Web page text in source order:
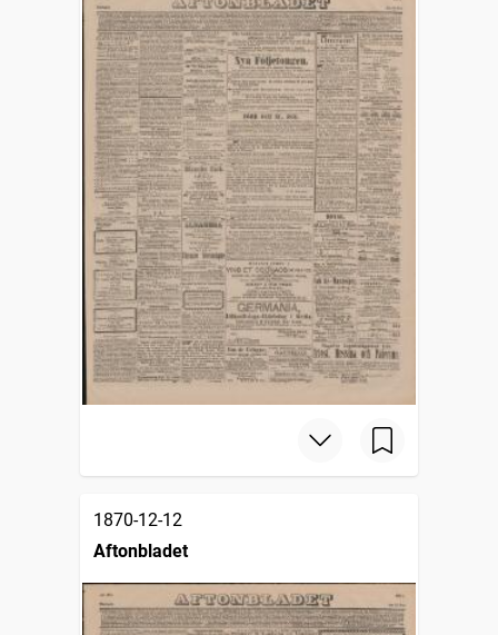
1870-12-12
Aftonbladet